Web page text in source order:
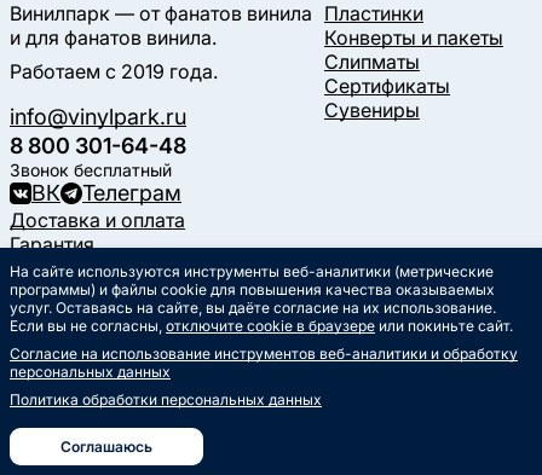
Винилпарк — от фанатов винила
и для фанатов винила.
Работаем с 2019 года.
info@vinylpark.ru
8 800 301-64-48
Звонок бесплатный
ВК Телеграм
Пластинки
Конверты и пакеты
Слипматы
Сертификаты
Сувениры
Доставка и оплата
Гарантия
Контакты
Статьи
Музыкальный календарь
Публичная оферта
Политика обработки
Согласие на обработкуперсональных данных
На сайте используются инструменты веб-аналитики (метрические
программы) и файлы cookie для повышения качества оказываемых
услуг. Оставаясь на сайте, вы даёте согласие на их использование.
Если вы не согласны, отключите cookie в браузере или покиньте сайт.
Согласие на использование инструментов веб-аналитики и обработку
персональных данных
Политика обработки персональных данных
Соглашаюсь